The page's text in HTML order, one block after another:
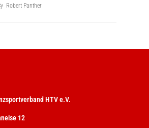
Robert Panther
HTV e.V.
12